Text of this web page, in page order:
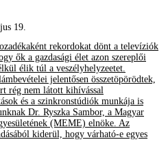
19.
rekordokat dönt a televíziók
ők a gazdasági élet azon szereplői
élik túl a veszélyhelyzeetet.
jelentősen összetöpörödtek,
rég nem látott kihívással
és a szinkronstúdiók munkája is
Dr. Ryszka Sambor, a Magyar
(MEME) elnöke. Az
kiderül, hogy várható-e egyes